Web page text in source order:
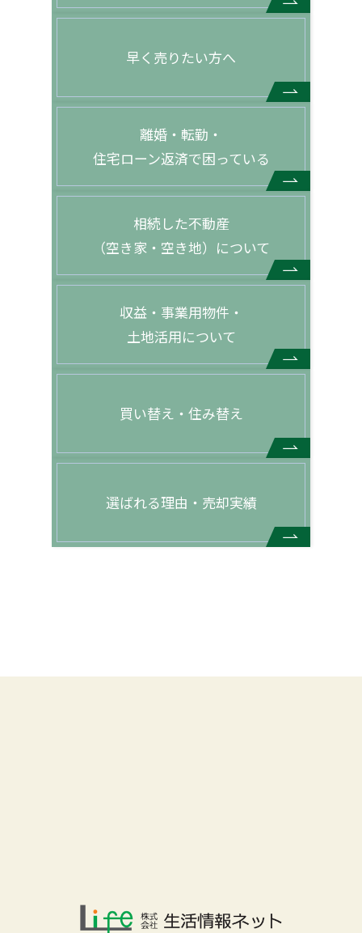
早く売りたい方へ
離婚・転勤・
住宅ローン返済で困っている
相続した不動産
（空き家・空き地）について
収益・事業用物件・
土地活用について
買い替え・住み替え
選ばれる理由・売却実績